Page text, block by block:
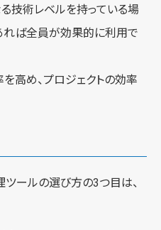
技術レベルを持っている場
れば全員が効果的に利用で
高め、プロジェクトの効率
ールの選び方の3つ目は、